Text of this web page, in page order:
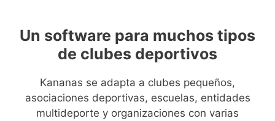
Un software para muchos tipos
de clubes deportivos
Kananas se adapta a clubes pequeños,
asociaciones deportivas, escuelas, entidades
multideporte y organizaciones con varias